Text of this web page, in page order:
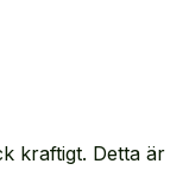
kraftigt. Detta är